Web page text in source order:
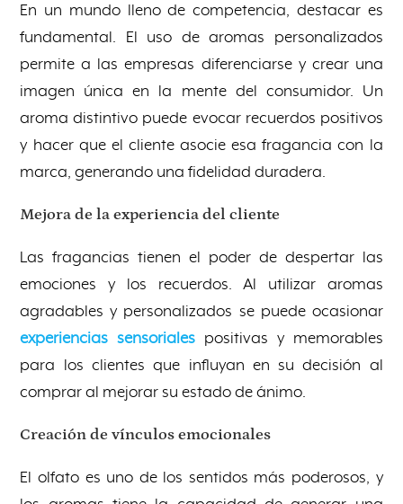
En un mundo lleno de competencia, destacar es
fundamental. El uso de aromas personalizados
permite a las empresas diferenciarse y crear una
imagen única en la mente del consumidor. Un
aroma distintivo puede evocar recuerdos positivos
y hacer que el cliente asocie esa fragancia con la
marca, generando una fidelidad duradera.
Mejora de la experiencia del cliente
Las fragancias tienen el poder de despertar las
emociones y los recuerdos. Al utilizar aromas
agradables y personalizados se puede ocasionar
experiencias sensoriales positivas y memorables
para los clientes que influyan en su decisión al
comprar al mejorar su estado de ánimo.
Creación de vínculos emocionales
El olfato es uno de los sentidos más poderosos, y